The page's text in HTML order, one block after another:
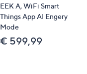
EEK A, WiFi Smart
Things App AI Engery
Mode
€ 599,99